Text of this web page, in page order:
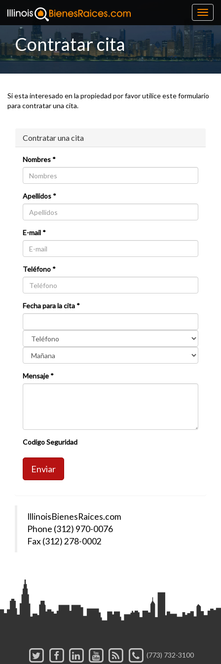
Contratar cita
Si esta interesado en la propiedad por favor utilice este formulario
para contratar una cita.
Contratar una cita
Nombres *
Apellidos *
E-mail *
Teléfono *
Fecha para la cita *
Mensaje *
Codigo Seguridad
Enviar
IllinoisBienesRaices.com
Phone (312) 970-0076
Fax (312) 278-0002
(773) 732-3100